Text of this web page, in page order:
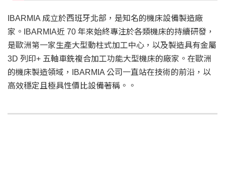
IBARMIA 成立於西班牙北部，是知名的機床設備製造廠
家。IBARMIA近 70 年來始終專注於各類機床的持續研發，
是歐洲第一家生產大型動柱式加工中心，以及製造具有金屬
3D 列印+ 五軸車銑複合加工功能大型機床的廠家。在歐洲
的機床製造領域，IBARMIA 公司一直站在技術的前沿，以
高效穩定且極具性價比設備著稱。。